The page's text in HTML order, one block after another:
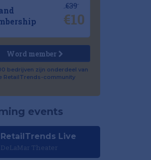
€39
€10
Word member
bedrijven zijn onderdeel van
RetailTrends-community
events
RetailTrends Live
DeLaMar Theater